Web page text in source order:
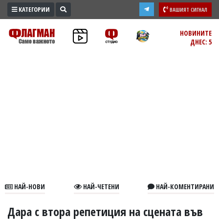
ПРОМО
ЗОНА
КАТЕГОРИИ ВАШИЯТ СИГНАЛ
НОВИНИТЕ
ДНЕС: 5
НАЙ-НОВИ НАЙ-ЧЕТЕНИ НАЙ-КОМЕНТИРАНИ
Дара с втора репетиция на сцената във